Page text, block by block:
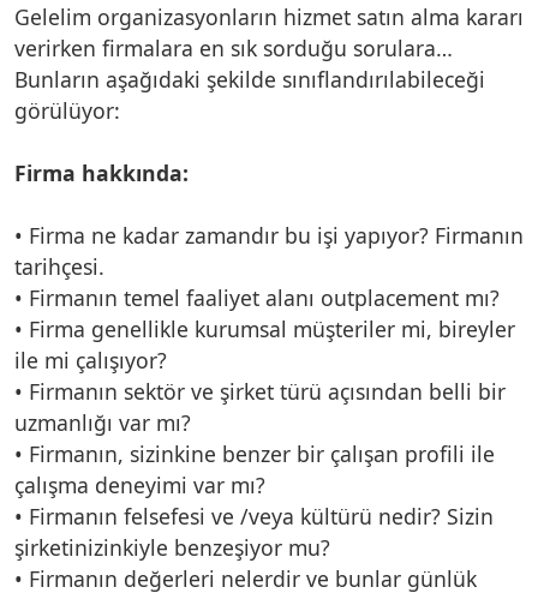
Gelelim organizasyonların hizmet satın alma kararı
verirken firmalara en sık sorduğu sorulara…
Bunların aşağıdaki şekilde sınıflandırılabileceği
görülüyor:
Firma hakkında:
• Firma ne kadar zamandır bu işi yapıyor? Firmanın
tarihçesi.
• Firmanın temel faaliyet alanı outplacement mı?
• Firma genellikle kurumsal müşteriler mi, bireyler
ile mi çalışıyor?
• Firmanın sektör ve şirket türü açısından belli bir
uzmanlığı var mı?
• Firmanın, sizinkine benzer bir çalışan profili ile
çalışma deneyimi var mı?
• Firmanın felsefesi ve /veya kültürü nedir? Sizin
şirketinizinkiyle benzeşiyor mu?
• Firmanın değerleri nelerdir ve bunlar günlük